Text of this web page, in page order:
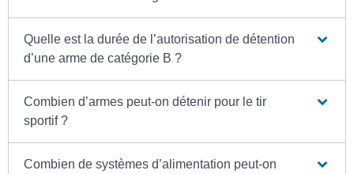
Quelle est la durée de l’autorisation de détention
d’une arme de catégorie B ?
Combien d’armes peut-on détenir pour le tir
sportif ?
Combien de systèmes d’alimentation peut-on